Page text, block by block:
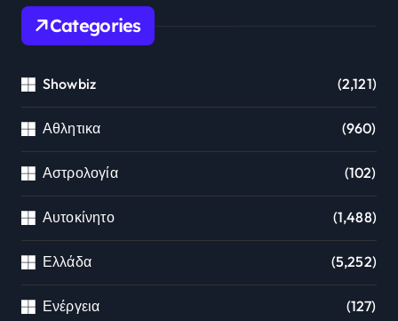
Categories
Showbiz (2,121)
Αθλητικα (960)
Αστρολογία (102)
Αυτοκίνητο (1,488)
Ελλάδα (5,252)
Ενέργεια (127)